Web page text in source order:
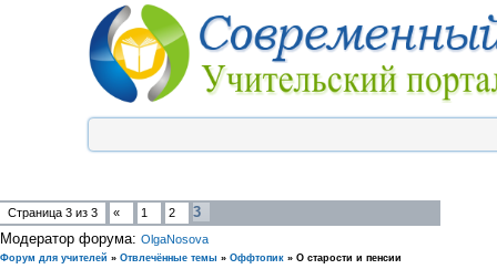
Страница 3 из 3 « 1 2
3
Модератор форума: OlgaNosova
Форум для учителей » Отвлечённые темы » Оффтопик » О старости и пенсии